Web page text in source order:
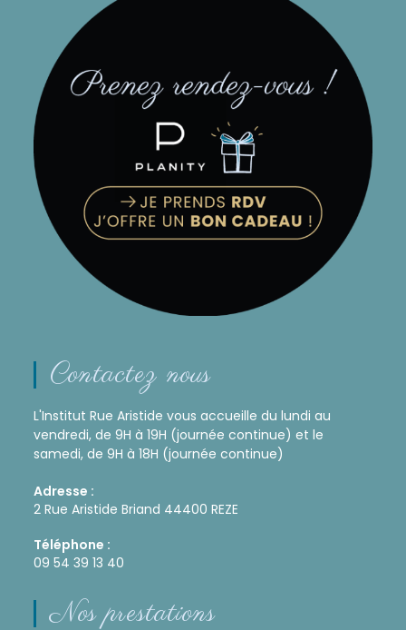
Contactez nous
L'Institut Rue Aristide vous accueille du lundi au
vendredi, de 9H à 19H (journée continue) et le
samedi, de 9H à 18H (journée continue)
Adresse :
2 Rue Aristide Briand 44400 REZE
Téléphone :
09 54 39 13 40
Nos prestations